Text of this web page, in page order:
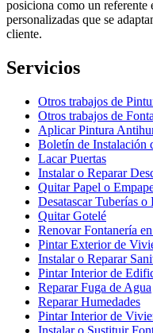
posiciona como un referente
personalizadas que se
cliente.
Servicios
Otros trabajos de
Otros trabajos de
Aplicar Pintura
Boletín de Instalación
Lacar Puertas
Instalar o Reparar
Quitar Papel o
Desatascar Tuberías o
Quitar Gotelé
Renovar Fontanería
Pintar Exterior de
Instalar o Reparar
Pintar Interior de
Reparar Fuga de Agua
Reparar Humedades
Pintar Interior de
Instalar o Sustituir